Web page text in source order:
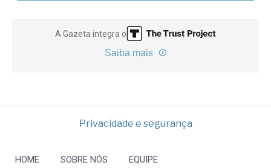
A Gazeta integra o
Saiba mais
Privacidade e segurança
HOME SOBRE NÓS EQUIPE